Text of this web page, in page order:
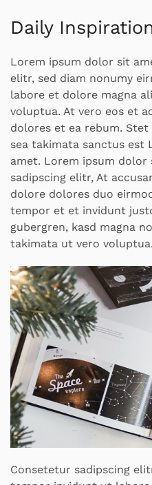
Daily
Lorem ipsum dolor sit
elitr, sed diam nonumy
labore et dolore magna
voluptua. At vero eos et
dolores et ea rebum.
sea takimata sanctus est
amet. Lorem ipsum
sadipscing elitr, At
dolore dolores duo
tempor et et invidunt
gubergren, kasd magna
takimata ut vero voluptua.
Consetetur sadipscing